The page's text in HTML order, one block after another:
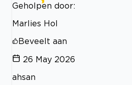
Geholpen door:
Marlies Hol
Beveelt aan
26 May 2026
ahsan